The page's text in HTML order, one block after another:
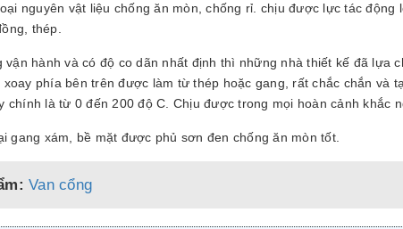
nguyên vật liệu chống ăn mòn, chống rỉ. chịu được lực tác động
thép.
hành và có độ co dãn nhất định thì những nhà thiết kế đã lựa
phía bên trên được làm từ thép hoặc gang, rất chắc chắn và
chính là từ 0 đến 200 độ C. Chịu được trong mọi hoàn cảnh khắc
gang xám, bề mặt được phủ sơn đen chống ăn mòn tốt.
Van cổng